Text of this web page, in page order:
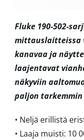
Fluke 190-502-
mittauslaitteissa
kanavaa ja
laajentavat
näkyviin
paljon tarkemmin
• Neljä erillistä
• Laaja muisti: 10